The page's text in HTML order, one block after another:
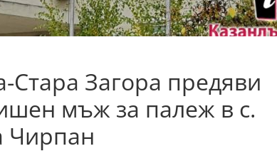
Стара Загора предяви
мъж за палеж в с.
Чирпан